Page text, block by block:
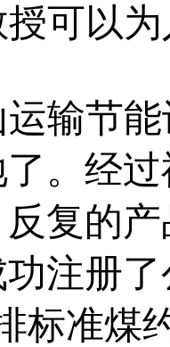
可以
输节能
。经
复的
注册
标准煤